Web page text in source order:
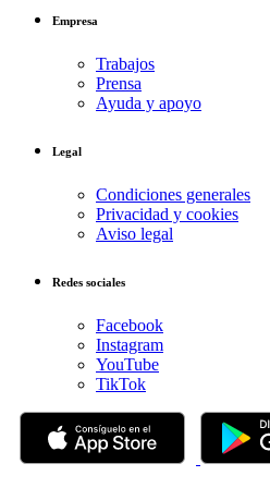
Empresa
Trabajos
Prensa
Ayuda y apoyo
Legal
Condiciones generales
Privacidad y cookies
Aviso legal
Redes sociales
Facebook
Instagram
YouTube
TikTok